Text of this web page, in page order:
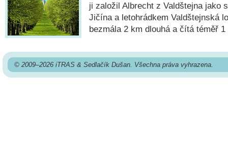
ji založil Albrecht z Valdštejna jako
Jičína a letohrádkem Valdštejnská
bezmála 2 km dlouhá a čítá téměř
© 2009–2026 iTRAS & Sedlačík Dušan. Všechna práva vyhrazena.